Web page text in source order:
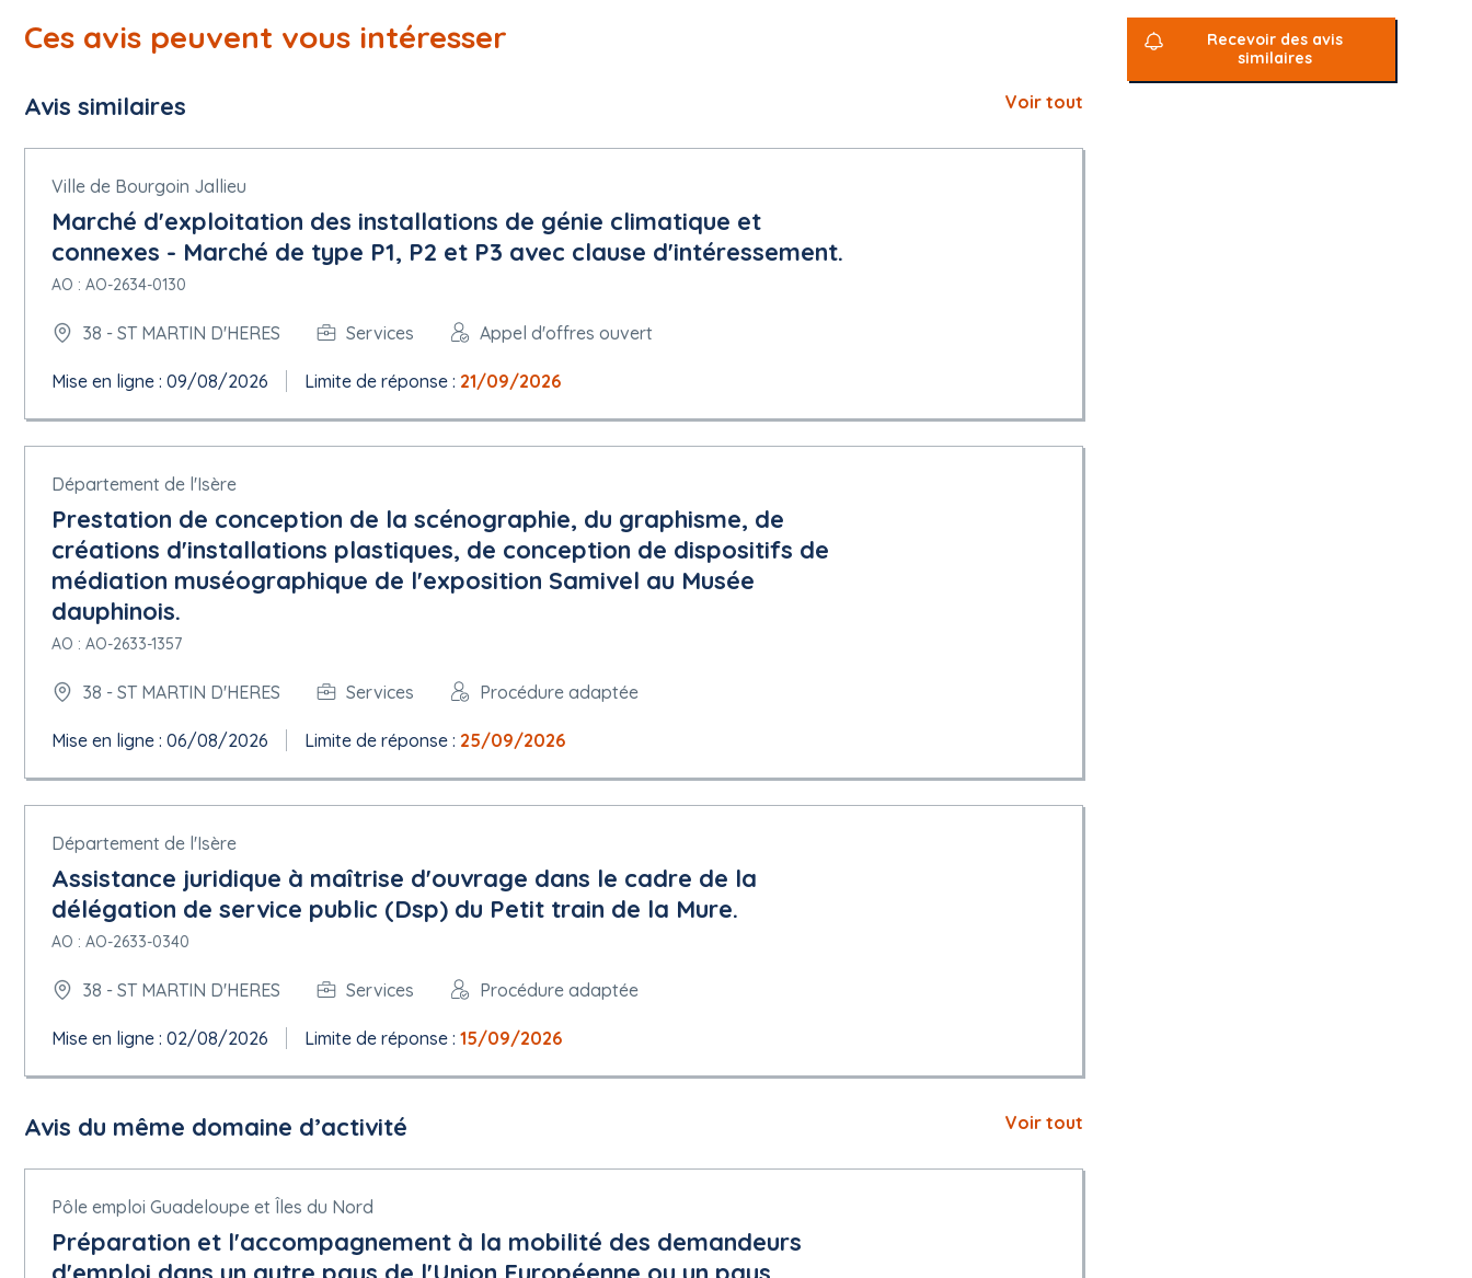
5.1.5 Valeur
Valeur maximale de l'accord-cadre : 550,000 Euro
Participation réservée : La participation n'est pas réservée.
Informations complémentaires : Le montant maximum indiqué est annuel. Durée période initiale : 1 an. Reconductible 3 fois 1 an soit 4 ans
maximum au total.
5.1.9 Critères de sélection
Sources des critères de sélection : Avis
Description : Déclaration sur l'honneur pour justifier que le candidat n'entre dans aucun des cas d'interdiction de soumissionner
5.1.10 Critères d'attribution
Critère :
Type : Prix
Nombre critère d'attribution : 40
5.1.11 Documents de marché
Adresse des documents de marché :https://www.marches-publics.gouv.fr/?
page=Entreprise.EntrepriseAdvancedSearch&AllCons&id=2985028&orgAcronyme=f2h
5.1.12 Conditions du marché public
Conditions de présentation :
Adresse de présentation :https://www.marches-publics.gouv.fr/?
Langues dans lesquelles les offres ou demandes de participation peuvent être présentées : français
Variantes : Non autorisée
Date limite de réception des offres :
22/06/2026 à 17:00
Date limite de validité de l'offre : 180 Jour
Conditions du marché :
Facturation en ligne : Requise
Le paiement en ligne sera utilisé : non
5.1.15 Techniques
Accord-cadre, sans remise en concurrence
Informations sur le système d'acquisition dynamique :
Pas de système d'acquisition dynamique
5.1.16 Informations complémentaires, médiation et réexamen
Organisation chargée des procédures de médiation : COMITE CONSULTATIF INTERREGIONAL DE REGLEMENT AMIABLE DES DIFFERENTS RELATIFS
Ces avis peuvent vous intéresser
Avis similaires Voir tout
Ville de Bourgoin Jallieu
Marché d'exploitation des installations de génie climatique et
connexes - Marché de type P1, P2 et P3 avec clause d'intéressement.
AO : AO-2634-0130
38 - ST MARTIN D'HERES Services Appel d'offres ouvert
Mise en ligne : 09/08/2026 Limite de réponse : 21/09/2026
Département de l'Isère
Prestation de conception de la scénographie, du graphisme, de
créations d'installations plastiques, de conception de dispositifs de
médiation muséographique de l'exposition Samivel au Musée
dauphinois.
AO : AO-2633-1357
38 - ST MARTIN D'HERES Services Procédure adaptée
Mise en ligne : 06/08/2026 Limite de réponse : 25/09/2026
Département de l'Isère
Assistance juridique à maîtrise d'ouvrage dans le cadre de la
délégation de service public (Dsp) du Petit train de la Mure.
AO : AO-2633-0340
38 - ST MARTIN D'HERES Services Procédure adaptée
Mise en ligne : 02/08/2026 Limite de réponse : 15/09/2026
Avis du même domaine d’activité Voir tout
Pôle emploi Guadeloupe et Îles du Nord
Préparation et l'accompagnement à la mobilité des demandeurs
Recevoir des avis
similaires